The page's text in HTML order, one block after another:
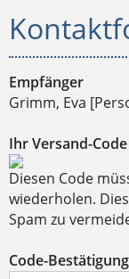
Empfänger
Grimm, Eva
Ihr Versand-Code
Diesen Code
wiederholen.
Spam zu
Code-Bestätigung